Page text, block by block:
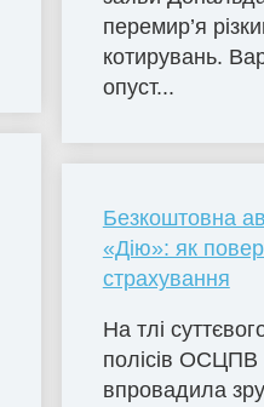
перемир’я
котирувань.
опуст...
Безкоштовна
«Дію»: як
страхування
На тлі
полісів ОСЦПВ
впровадила